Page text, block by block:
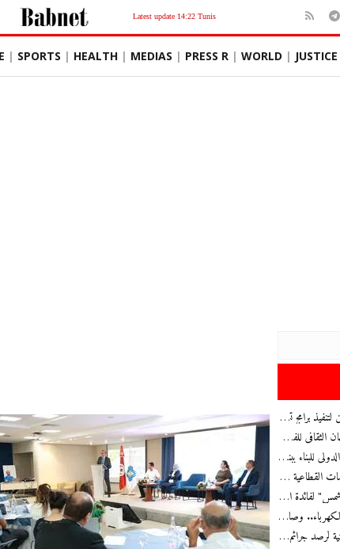
Latest update 14:22 Tunis
SPORTS HEALTH MEDIAS PRESS R WORLD JUSTICE
قطاعات مهنية
بالقطار
الى 24 سبتمبر 2026
مكانة المرأة
والمتوسطة
ماء لإطفاء النيران"
النساء في تونس